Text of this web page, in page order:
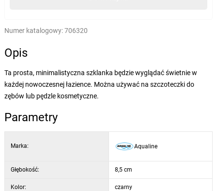
Numer katalogowy:706320
Opis
Ta prosta, minimalistyczna szklanka będzie wyglądać świetnie w
każdej nowoczesnej łazience. Można używać na szczoteczki do
zębów lub pędzle kosmetyczne.
Parametry
Marka: Aqualine
Głębokość: 8,5 cm
Kolor: czarny